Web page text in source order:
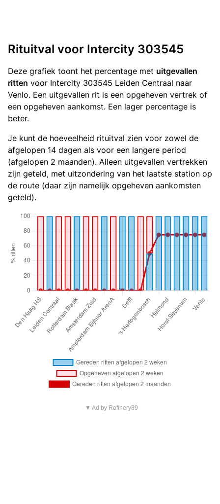
Rituitval voor Intercity 303545
Deze grafiek toont het percentage met uitgevallen
ritten voor Intercity 303545 Leiden Centraal naar
Venlo. Een uitgevallen rit is een opgeheven vertrek of
een opgeheven aankomst. Een lager percentage is
beter.
Je kunt de hoeveelheid rituitval zien voor zowel de
afgelopen 14 dagen als voor een langere period
(afgelopen 2 maanden). Alleen uitgevallen vertrekken
zijn geteld, met uitzondering van het laatste station op
de route (daar zijn namelijk opgeheven aankomsten
geteld).
▼ Ad by Refinery89